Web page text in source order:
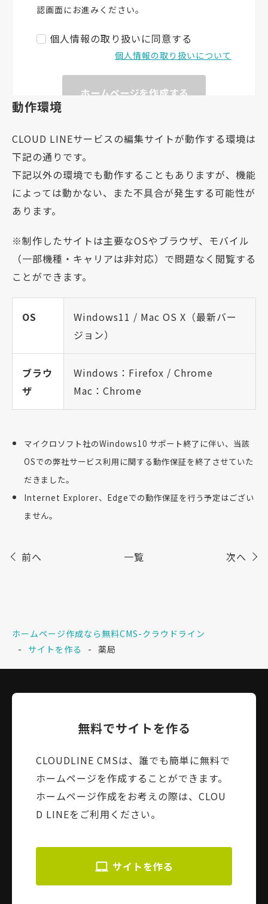
動作環境
CLOUD LINEサービスの編集サイトが動作する環境は
下記の通りです。
下記以外の環境でも動作することもありますが、機能
によっては動かない、また不具合が発生する可能性が
あります。
※制作したサイトは主要なOSやブラウザ、モバイル
（一部機種・キャリアは非対応）で問題なく閲覧する
ことができます。
OS
Windows11 / Mac OS X（最新バー
ジョン）
ブラウ
ザ
Windows：Firefox / Chrome
Mac：Chrome
マイクロソフト社のWindows10 サポート終了に伴い、当該
OSでの弊社サービス利用に関する動作保証を終了させていた
だきました。
Internet Explorer、Edgeでの動作保証を行う予定はござい
ません。
前へ 一覧 次へ
ホームページ作成なら無料CMS-クラウドライン
サイトを作る
薬局
無料でサイトを作る
CLOUDLINE CMSは、誰でも簡単に無料で
ホームページを作成することができます。
ホームページ作成をお考えの際は、CLOU
D LINEをご利用ください。
サイトを作る